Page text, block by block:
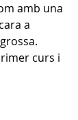
amb una
a
curs i